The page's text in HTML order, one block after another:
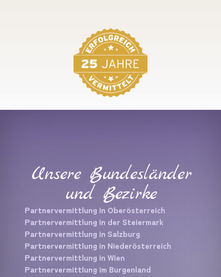
Unsere Bundesländer
und Bezirke
Partnervermittlung in Oberösterreich
Partnervermittlung in der Steiermark
Partnervermittlung in Salzburg
Partnervermittlung in Niederösterreich
Partnervermittlung in Wien
Partnervermittlung im Burgenland